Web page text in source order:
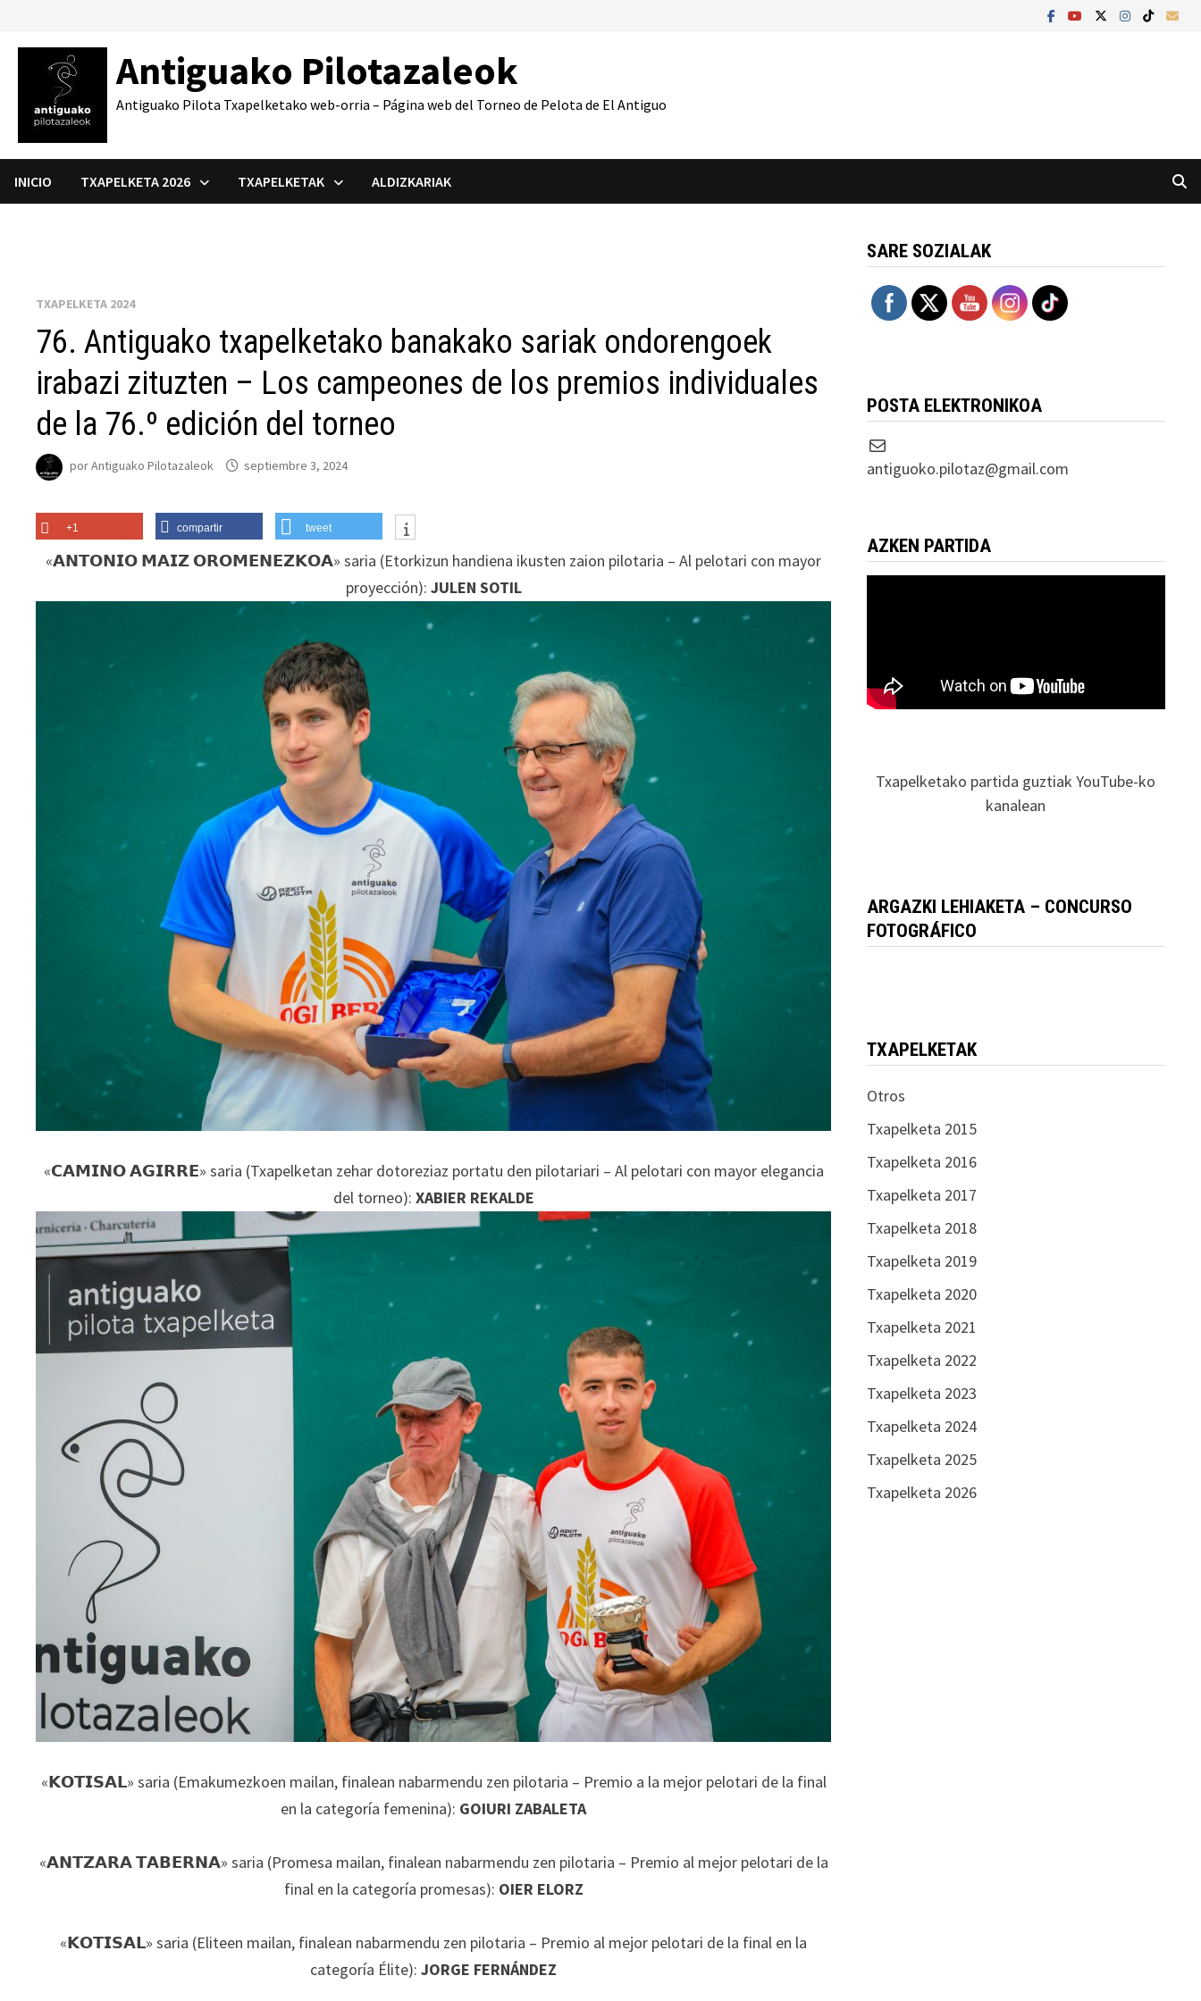
contenido
Antiguako Pilotazaleok
Antiguako Pilota Txapelketako web-orria – Página web del Torneo de Pelota de El Antiguo
INICIO TXAPELKETA 2026 TXAPELKETAK ALDIZKARIAK
TXAPELKETA 2024
76. Antiguako txapelketako banakako sariak ondorengoek
irabazi zituzten – Los campeones de los premios individuales
de la 76.º edición del torneo
porAntiguako Pilotazaleok septiembre 3, 2024
+1 compartir tweet
«𝗔𝗡𝗧𝗢𝗡𝗜𝗢 𝗠𝗔𝗜𝗭 𝗢𝗥𝗢𝗠𝗘𝗡𝗘𝗭𝗞𝗢𝗔» saria (Etorkizun handiena ikusten zaion pilotaria – Al pelotari con mayor
proyección): JULEN SOTIL
«𝗖𝗔𝗠𝗜𝗡𝗢 𝗔𝗚𝗜𝗥𝗥𝗘» saria (Txapelketan zehar dotoreziaz portatu den pilotariari – Al pelotari con mayor elegancia
del torneo): XABIER REKALDE
«𝗞𝗢𝗧𝗜𝗦𝗔𝗟» saria (Emakumezkoen mailan, finalean nabarmendu zen pilotaria – Premio a la mejor pelotari de la final
en la categoría femenina): GOIURI ZABALETA
«𝗔𝗡𝗧𝗭𝗔𝗥𝗔 𝗧𝗔𝗕𝗘𝗥𝗡𝗔» saria (Promesa mailan, finalean nabarmendu zen pilotaria – Premio al mejor pelotari de la
final en la categoría promesas): OIER ELORZ
«𝗞𝗢𝗧𝗜𝗦𝗔𝗟» saria (Eliteen mailan, finalean nabarmendu zen pilotaria – Premio al mejor pelotari de la final en la
categoría Élite):JORGE FERNÁNDEZ
SARE SOZIALAK
POSTA ELEKTRONIKOA
Correo electrónico
antiguoko.pilotaz@gmail.com
AZKEN PARTIDA
Txapelketako partida guztiak YouTube-ko
kanalean
ARGAZKI LEHIAKETA – CONCURSO
FOTOGRÁFICO
TXAPELKETAK
Otros
Txapelketa 2015
Txapelketa 2016
Txapelketa 2017
Txapelketa 2018
Txapelketa 2019
Txapelketa 2020
Txapelketa 2021
Txapelketa 2022
Txapelketa 2023
Txapelketa 2024
Txapelketa 2025
Txapelketa 2026